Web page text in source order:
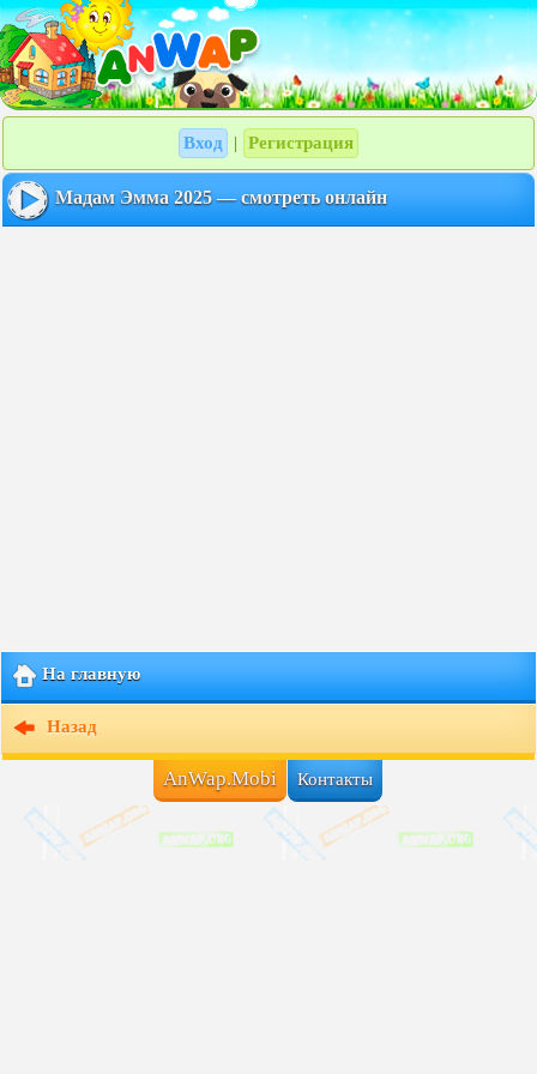
Вход Регистрация
Мадам Эмма 2025 — смотреть онлайн
На главную
Назад
AnWap.Mobi Контакты